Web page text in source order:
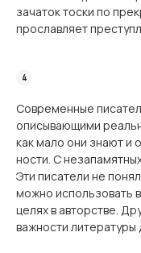
зачаток тоски по
прославляет
Современные
описывающими
как мало они знают и
ности. С
Эти писатели не
можно использовать
целях в авторстве.
важности литературы